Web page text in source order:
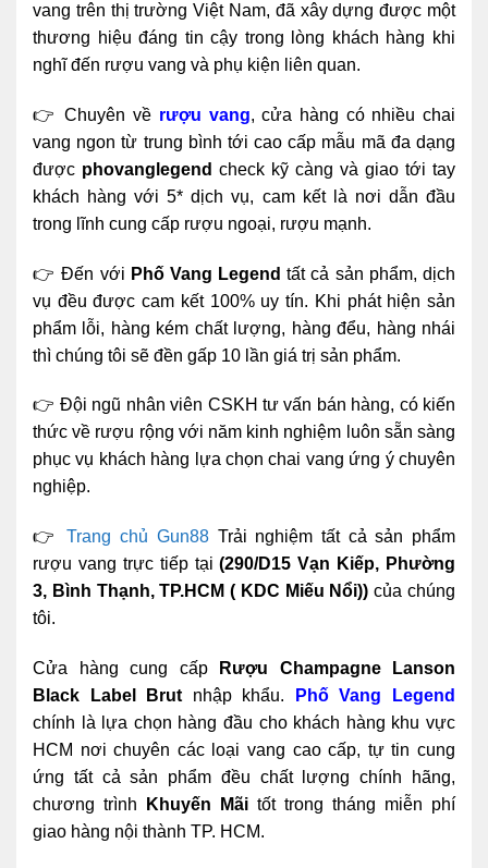
vang trên thị trường Việt Nam, đã xây dựng được một
thương hiệu đáng tin cậy trong lòng khách hàng khi
nghĩ đến rượu vang và phụ kiện liên quan.
👉 Chuyên về rượu vang, cửa hàng có nhiều chai
vang ngon từ trung bình tới cao cấp mẫu mã đa dạng
được phovanglegend check kỹ càng và giao tới tay
khách hàng với 5* dịch vụ, cam kết là nơi dẫn đầu
trong lĩnh cung cấp rượu ngoại, rượu mạnh.
👉 Đến với Phố Vang Legend tất cả sản phẩm, dịch
vụ đều được cam kết 100% uy tín. Khi phát hiện sản
phẩm lỗi, hàng kém chất lượng, hàng đểu, hàng nhái
thì chúng tôi sẽ đền gấp 10 lần giá trị sản phẩm.
👉 Đội ngũ nhân viên CSKH tư vấn bán hàng, có kiến
thức về rượu rộng với năm kinh nghiệm luôn sẵn sàng
phục vụ khách hàng lựa chọn chai vang ứng ý chuyên
nghiệp.
👉Trang chủ Gun88 Trải nghiệm tất cả sản phẩm
rượu vang trực tiếp tại (290/D15 Vạn Kiếp, Phường
3, Bình Thạnh, TP.HCM ( KDC Miếu Nổi)) của chúng
tôi.
Cửa hàng cung cấpRượu Champagne Lanson
Black Label Brut nhập khẩu.
Phố Vang Legend
chính là lựa chọn hàng đầu cho khách hàng khu vực
HCM nơi chuyên các loại vang cao cấp, tự tin cung
ứng tất cả sản phẩm đều chất lượng chính hãng,
chương trình
Khuyến Mãi tốt trong tháng miễn phí
giao hàng nội thành TP. HCM.